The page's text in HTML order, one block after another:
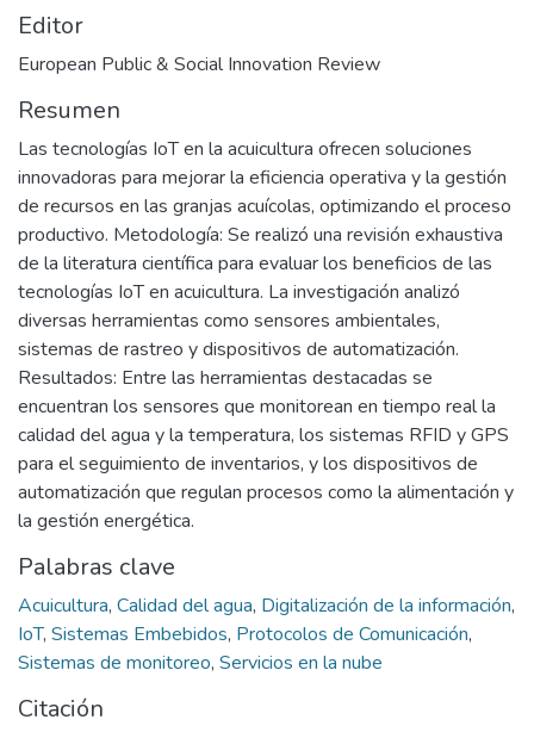
Editor
European Public & Social Innovation Review
Resumen
Las tecnologías IoT en la acuicultura ofrecen soluciones
innovadoras para mejorar la eficiencia operativa y la gestión
de recursos en las granjas acuícolas, optimizando el proceso
productivo. Metodología: Se realizó una revisión exhaustiva
de la literatura científica para evaluar los beneficios de las
tecnologías IoT en acuicultura. La investigación analizó
diversas herramientas como sensores ambientales,
sistemas de rastreo y dispositivos de automatización.
Resultados: Entre las herramientas destacadas se
encuentran los sensores que monitorean en tiempo real la
calidad del agua y la temperatura, los sistemas RFID y GPS
para el seguimiento de inventarios, y los dispositivos de
automatización que regulan procesos como la alimentación y
la gestión energética.
Palabras clave
Acuicultura, Calidad del agua, Digitalización de la información,
IoT, Sistemas Embebidos, Protocolos de Comunicación,
Sistemas de monitoreo, Servicios en la nube
Citación